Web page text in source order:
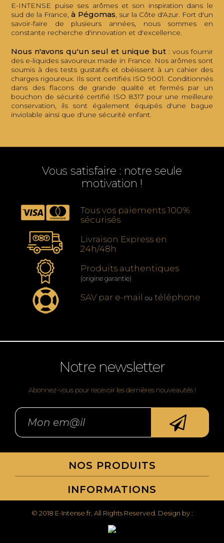
E-INTENSE puise ses arômes et son inspiration dans le
sud de la France,à Pégomas, sur la Côte d'Azur. Fort d'un
savoir-faire de plusieurs années, nous sommes en
constante recherche d'innovation et d'excellence.
Nous n'avons qu'un seul et unique but: vous fournir
des e-liquides savoureux made in France. Nos arômes sont
soumis à des tests gustatifs et obéissent à un cahier des
charges rigoureux. Ils sont certifiés ISO 9001. Conditionnés
dans des flacons de grande qualité et fermés par un
bouchon de sécurité certifié ISO 8317 pour une meilleure
conservation, ils sont également équipés d'une bague
inviolable ainsi que d'une sécurité enfant.
Vous satisfaire : notre seule
motivation !
Tous vos paiements 100%
sécurisés
Livraison Express en
24h/48h
Produits authentiques
(origine garantie)
SAV par e-mail ou téléphone
Notre newsletter
Abonnez-vous pour recevoir les dernières nouveautés !
NOS PRODUITS
INFORMATIONS
© 2018 E-Intense.fr, All Rights Reserved. Design by :